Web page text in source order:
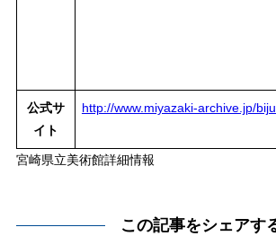
公式サ
イト
http://www.miyazaki-archive.jp/
宮崎県立美術館詳細情報
この記事をシェアす